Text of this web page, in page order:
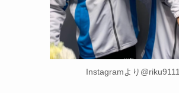
Instagramより@riku9111